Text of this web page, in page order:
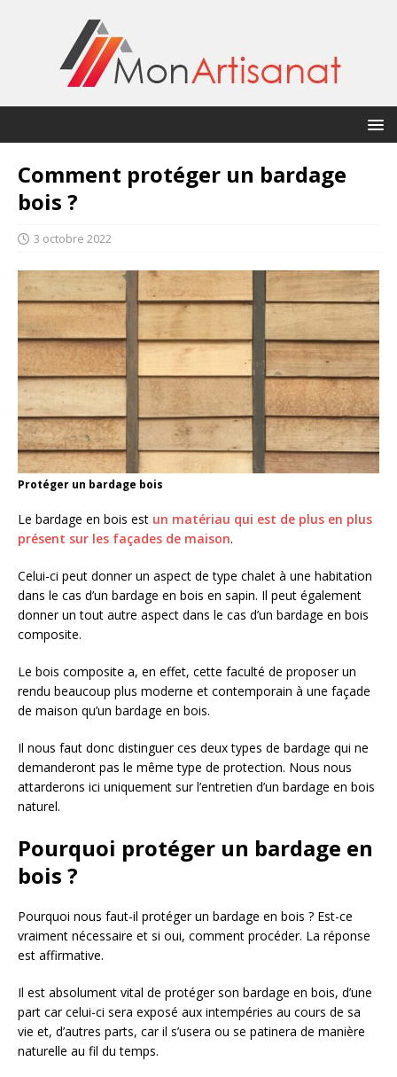
Comment protéger un bardage
bois ?
3 octobre 2022
Protéger un bardage bois
Le bardage en bois est un matériau qui est de plus en plus
présent sur les façades de maison.
Celui-ci peut donner un aspect de type chalet à une habitation
dans le cas d’un bardage en bois en sapin. Il peut également
donner un tout autre aspect dans le cas d’un bardage en bois
composite.
Le bois composite a, en effet, cette faculté de proposer un
rendu beaucoup plus moderne et contemporain à une façade
de maison qu’un bardage en bois.
Il nous faut donc distinguer ces deux types de bardage qui ne
demanderont pas le même type de protection. Nous nous
attarderons ici uniquement sur l’entretien d’un bardage en bois
naturel.
Pourquoi protéger un bardage en
bois ?
Pourquoi nous faut-il protéger un bardage en bois ? Est-ce
vraiment nécessaire et si oui, comment procéder. La réponse
est affirmative.
Il est absolument vital de protéger son bardage en bois, d’une
part car celui-ci sera exposé aux intempéries au cours de sa
vie et, d’autres parts, car il s’usera ou se patinera de manière
naturelle au fil du temps.